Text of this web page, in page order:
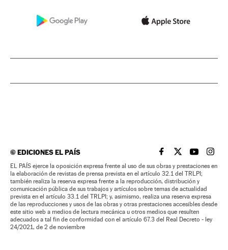
©EDICIONES EL PAÍS EL PAÍS BRASIL EN
EL PAÍSEL PAÍS
EL
EL PAÍS ejerce la oposición expresa frente al uso de sus obras y prestaciones en
la elaboración de revistas de prensa prevista en el artículo 32.1 del TRLPI;
también realiza la reserva expresa frente a la reproducción, distribución y
comunicación pública de sus trabajos y artículos sobre temas de actualidad
prevista en el artículo 33.1 del TRLPI; y, asimismo, realiza una reserva expresa
de las reproducciones y usos de las obras y otras prestaciones accesibles desde
este sitio web a medios de lectura mecánica u otros medios que resulten
adecuados a tal fin de conformidad con el artículo 67.3 del Real Decreto - ley
24/2021, de 2 de noviembre